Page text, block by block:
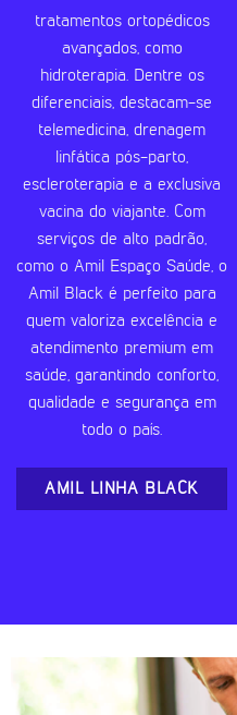
tratamentos ortopédicos
avançados, como
hidroterapia. Dentre os
diferenciais, destacam-se
telemedicina, drenagem
linfática pós-parto,
escleroterapia e a exclusiva
vacina do viajante. Com
serviços de alto padrão,
como o Amil Espaço Saúde, o
Amil Black é perfeito para
quem valoriza excelência e
atendimento premium em
saúde, garantindo conforto,
qualidade e segurança em
todo o país.
AMIL LINHA BLACK